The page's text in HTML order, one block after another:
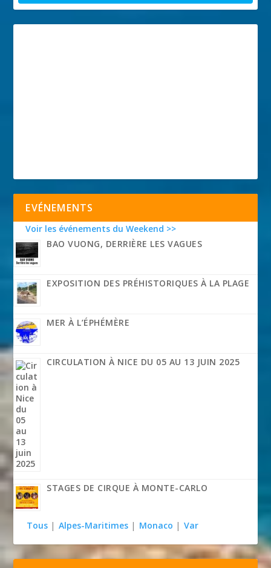
EVÉNEMENTS
Voir les événements du Weekend >>
BAO VUONG, DERRIÈRE LES VAGUES
EXPOSITION DES PRÉHISTORIQUES À LA PLAGE
MER À L’ÉPHÉMÈRE
CIRCULATION À NICE DU 05 AU 13 JUIN 2025
STAGES DE CIRQUE À MONTE-CARLO
Tous | Alpes-Maritimes | Monaco | Var